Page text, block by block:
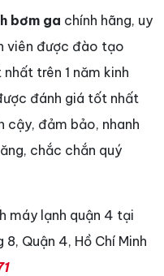
bơm ga chính hãng, uy
viên được đào tạo
trên 1 năm kinh
đánh giá tốt nhất
cậy, đảm bảo, nhanh
chắc chắn quý
máy lạnh quận 4 tại
Quận 4, Hồ Chí Minh